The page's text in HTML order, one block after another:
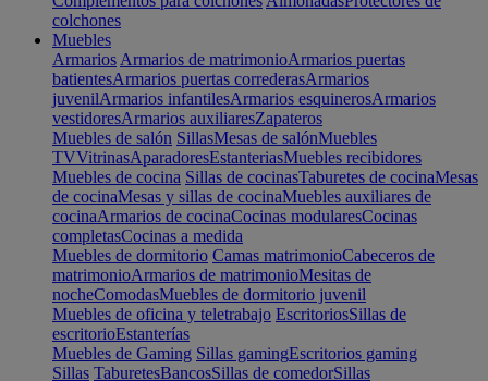
colchones
Muebles
Armarios Armarios de matrimonioArmarios puertas
batientesArmarios puertas correderasArmarios
juvenilArmarios infantilesArmarios esquinerosArmarios
vestidoresArmarios auxiliaresZapateros
Muebles de salón SillasMesas de salónMuebles
TVVitrinasAparadoresEstanteriasMuebles recibidores
Muebles de cocina Sillas de cocinasTaburetes de cocinaMesas
de cocinaMesas y sillas de cocinaMuebles auxiliares de
cocinaArmarios de cocinaCocinas modularesCocinas
completasCocinas a medida
Muebles de dormitorio Camas matrimonioCabeceros de
matrimonioArmarios de matrimonioMesitas de
nocheComodasMuebles de dormitorio juvenil
Muebles de oficina y teletrabajo EscritoriosSillas de
escritorioEstanterías
Muebles de Gaming Sillas gamingEscritorios gaming
Sillas TaburetesBancosSillas de comedorSillas